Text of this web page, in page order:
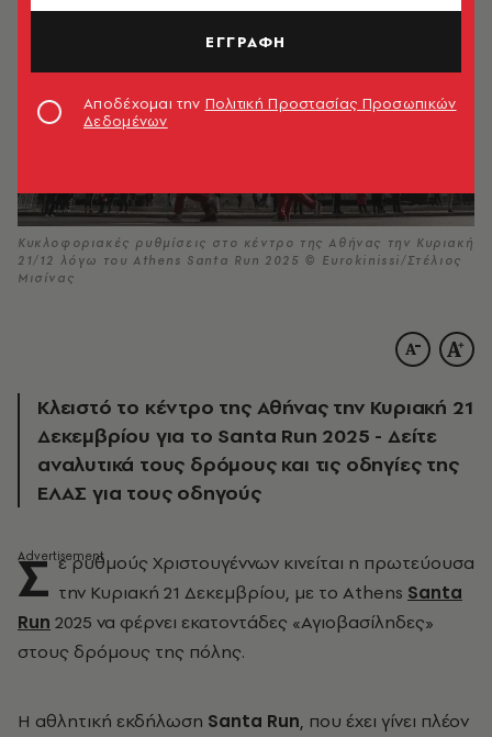
Κυκλοφοριακές ρυθμίσεις στο κέντρο της Αθήνας την Κυριακή
21/12 λόγω του Athens Santa Run 2025 © Eurokinissi/Στέλιος
Μισίνας
Κλειστό το κέντρο της Αθήνας την Κυριακή 21
Δεκεμβρίου για το Santa Run 2025 - Δείτε
αναλυτικά τους δρόμους και τις οδηγίες της
ΕΛΑΣ για τους οδηγούς
Σ ε ρυθμούς Χριστουγέννων κινείται η πρωτεύουσα
την Κυριακή 21 Δεκεμβρίου, με το Athens Santa
Run 2025 να φέρνει εκατοντάδες «Αγιοβασίληδες»
στους δρόμους της πόλης.
Η αθλητική εκδήλωση Santa Run, που έχει γίνει πλέον
ΕΓΓΡΑΦΗ
Αποδέχομαι την Πολιτική Προστασίας Προσωπικών
Δεδομένων